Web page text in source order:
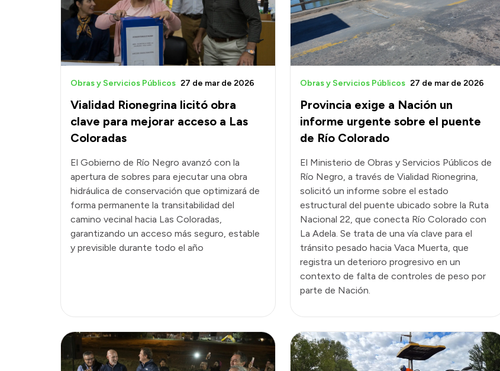
Vialidad Rionegrina licitó obra
clave para mejorar acceso a Las
Coloradas
Obras y Servicios Públicos 27 de mar de 2026
El Gobierno de Río Negro avanzó con la
apertura de sobres para ejecutar una obra
hidráulica de conservación que optimizará de
forma permanente la transitabilidad del
camino vecinal hacia Las Coloradas,
garantizando un acceso más seguro, estable
y previsible durante todo el año
Provincia exige a Nación un
informe urgente sobre el puente
de Río Colorado
Obras y Servicios Públicos 27 de mar de 2026
El Ministerio de Obras y Servicios Públicos de
Río Negro, a través de Vialidad Rionegrina,
solicitó un informe sobre el estado
estructural del puente ubicado sobre la Ruta
Nacional 22, que conecta Río Colorado con
La Adela. Se trata de una vía clave para el
tránsito pesado hacia Vaca Muerta, que
registra un deterioro progresivo en un
contexto de falta de controles de peso por
parte de Nación.